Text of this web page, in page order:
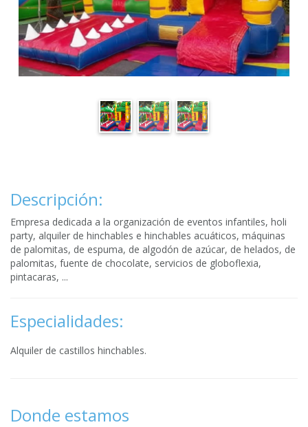
Descripción:
Empresa dedicada a la organización de eventos infantiles, holi
party, alquiler de hinchables e hinchables acuáticos, máquinas
de palomitas, de espuma, de algodón de azúcar, de helados, de
palomitas, fuente de chocolate, servicios de globoflexia,
pintacaras, ...
Especialidades:
Alquiler de castillos hinchables.
Donde estamos